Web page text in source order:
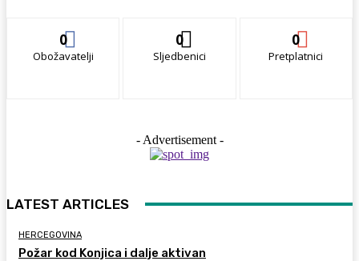
0
Obožavatelji
0
Sljedbenici
0
Pretplatnici
- Advertisement -
LATEST ARTICLES
HERCEGOVINA
Požar kod Konjica i dalje aktivan